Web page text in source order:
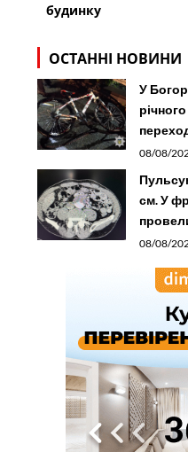
будинку
ОСТАННІ НОВИНИ
У
08/08/
см. У
08/08/